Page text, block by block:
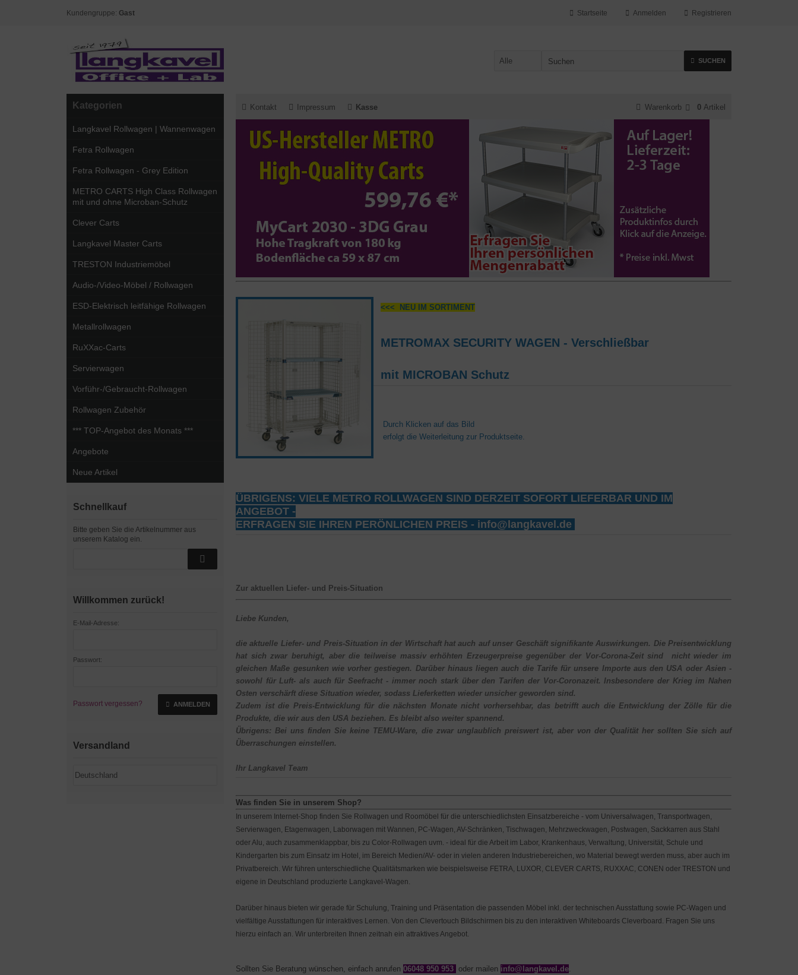
Kundengruppe: Gast Registrieren
Anmelden
Startseite
SUCHEN
Kontakt Impressum Kasse Warenkorb 0 Artikel
<<< NEU IM SORTIMENT
METROMAX SECURITY WAGEN - Verschließbar
mit MICROBAN Schutz
Durch Klicken auf das Bild
erfolgt die Weiterleitung zur Produktseite.
ÜBRIGENS: VIELE METRO ROLLWAGEN SIND DERZEIT SOFORT LIEFERBAR UND IM
ANGEBOT -
ERFRAGEN SIE IHREN PERÖNLICHEN PREIS - info@langkavel.de
Zur aktuellen Liefer- und Preis-Situation
Liebe Kunden,
die aktuelle Liefer- und Preis-Situation in der Wirtschaft hat auch auf unser Geschäft signifikante Auswirkungen. Die Preisentwicklung
hat sich zwar beruhigt, aber die teilweise massiv erhöhten Erzeugerpreise gegenüber der Vor-Corona-Zeit sind nicht wieder im
gleichen Maße gesunken wie vorher gestiegen. Darüber hinaus liegen auch die Tarife für unsere Importe aus den USA oder Asien -
sowohl für Luft- als auch für Seefracht - immer noch stark über den Tarifen der Vor-Coronazeit. Insbesondere der Krieg im Nahen
Osten verschärft diese Situation wieder, sodass Lieferketten wieder unsicher geworden sind.
Zudem ist die Preis-Entwicklung für die nächsten Monate nicht vorhersehbar, das betrifft auch die Entwicklung der Zölle für die
Produkte, die wir aus den USA beziehen. Es bleibt also weiter spannend.
Übrigens: Bei uns finden Sie keine TEMU-Ware, die zwar unglaublich preiswert ist, aber von der Qualität her sollten Sie sich auf
Überraschungen einstellen.
Ihr Langkavel Team
Was finden Sie in unserem Shop?
In unserem Internet-Shop finden Sie Rollwagen und Roomöbel für die unter­schiedlichsten Einsatz­bereiche - vom Universalwagen, Transportwagen,
Servierwagen, Etagenwagen, Laborwagen mit Wannen, PC-Wagen, AV-Schränken, Tischwagen, Mehrzweckwagen, Postwagen, Sackkarren aus Stahl
oder Alu, auch zusammenklappbar, bis zu Color-Rollwagen uvm. - ideal für die Arbeit im Labor, Kranken­haus, Ver­waltung, Universität, Schule und
Kindergarten bis zum Ein­satz im Hotel, im Bereich Medien/AV- oder in vielen anderen Industriebereichen, wo Material bewegt werden muss, aber auch im
Privat­bereich. Wir führen unterschiedliche Qualitätsmarken wie beispielsweise FETRA, LUXOR, CLEVER CARTS, RUXXAC, CONEN oder TRESTON und
eigene in Deutschland produzierte Langkavel-Wagen.
Darüber hinaus bieten wir gerade für Schulung, Training und Präsentation die passenden Möbel inkl. der technischen Ausstattung sowie PC-Wagen und
vielfältige Ausstattungen für interaktives Lernen. Von den Clevertouch Bildschirmen bis zu den interaktiven Whiteboards Cleverboard. Fragen Sie uns
hierzu einfach an. Wir unterbreiten Ihnen zeitnah ein attraktives Angebot.
Sollten Sie Beratung wünschen, einfach anrufen 06048 950 953 oder mailen info@langkavel.de.
Kategorien
Langkavel Rollwagen | Wannenwagen
Fetra Rollwagen
Fetra Rollwagen - Grey Edition
METRO CARTS High Class Rollwagen
mit und ohne Microban-Schutz
Clever Carts
Langkavel Master Carts
TRESTON Industriemöbel
Audio-/Video-Möbel / Rollwagen
ESD-Elektrisch leitfähige Rollwagen
Metallrollwagen
RuXXac-Carts
Servierwagen
Vorführ-/Gebraucht-Rollwagen
Rollwagen Zubehör
*** TOP-Angebot des Monats ***
Angebote
Neue Artikel
Schnellkauf
Bitte geben Sie die Artikelnummer aus
unserem Katalog ein.
Willkommen zurück!
E-Mail-Adresse:
Passwort:
Passwort vergessen? ANMELDEN
Versandland